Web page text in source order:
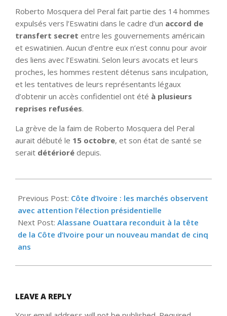
Roberto Mosquera del Peral fait partie des 14 hommes
expulsés vers l’Eswatini dans le cadre d’un accord de
transfert secret entre les gouvernements américain
et eswatinien. Aucun d’entre eux n’est connu pour avoir
des liens avec l’Eswatini. Selon leurs avocats et leurs
proches, les hommes restent détenus sans inculpation,
et les tentatives de leurs représentants légaux
d’obtenir un accès confidentiel ont été à plusieurs
reprises refusées.
La grève de la faim de Roberto Mosquera del Peral
aurait débuté le 15 octobre, et son état de santé se
serait détérioré depuis.
10-
24
Previous Post: Côte d’Ivoire : les marchés observent
avec attention l’élection présidentielle
Next Post: Alassane Ouattara reconduit à la tête
de la Côte d’Ivoire pour un nouveau mandat de cinq
ans
LEAVE A REPLY